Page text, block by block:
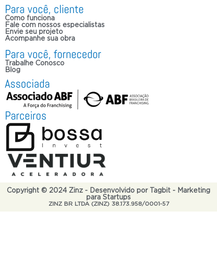
Para você, cliente
Como funciona
Fale com nossos especialistas
Envie seu projeto
Acompanhe sua obra
Para você, fornecedor
Trabalhe Conosco
Blog
Associada
Parceiros
Copyright © 2024 Zinz - Desenvolvido por Tagbit - Marketing
para Startups
ZINZ BR LTDA (ZINZ) 38.173.958/0001-57